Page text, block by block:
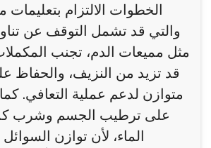
الخطوات الالتزام بتعليمات
والتي قد تشمل التوقف عن
مثل مميعات الدم، تجنب
قد تزيد من النزيف، والحفاظ
متوازن لدعم عملية التعافي.
على ترطيب الجسم وشرب
الماء، لأن توازن